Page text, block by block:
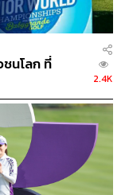
นโลก ที่
2.4K